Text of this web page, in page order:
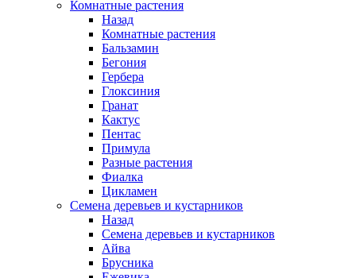
Комнатные растения
Назад
Комнатные растения
Бальзамин
Бегония
Гербера
Глоксиния
Гранат
Кактус
Пентас
Примула
Разные растения
Фиалка
Цикламен
Семена деревьев и кустарников
Назад
Семена деревьев и кустарников
Айва
Брусника